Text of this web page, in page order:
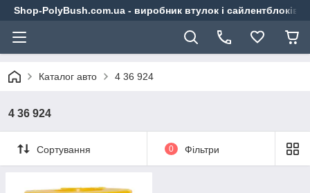
Shop-PolyBush.com.ua - виробник втулок і сайлентблоків
Каталог авто 4 36 924
4 36 924
Сортування 0 Фільтри